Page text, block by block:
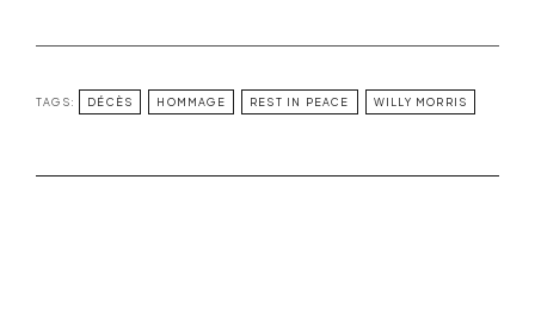
TAGS: DÉCÈS HOMMAGE REST IN PEACE WILLY MORRIS